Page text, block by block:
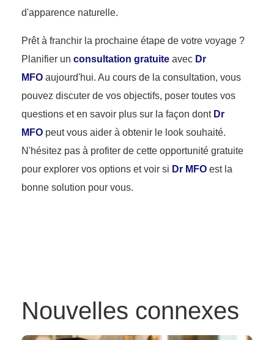
d'apparence naturelle.
Prêt à franchir la prochaine étape de votre voyage ?
Planifier un consultation gratuite avec Dr
MFO aujourd'hui. Au cours de la consultation, vous
pouvez discuter de vos objectifs, poser toutes vos
questions et en savoir plus sur la façon dont Dr
MFO peut vous aider à obtenir le look souhaité.
N'hésitez pas à profiter de cette opportunité gratuite
pour explorer vos options et voir si Dr MFO est la
bonne solution pour vous.
Nouvelles connexes